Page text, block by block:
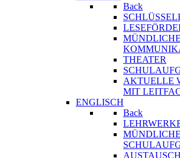
Back
MÜNDLICHE
THEATER
AKTUELLE
MIT
ENGLISCH
Back
MÜNDLICHE
AUSTAUSCH